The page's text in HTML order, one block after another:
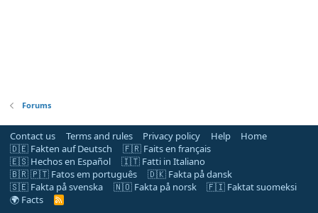
Forums
Contact us Terms and rules Privacy policy Help
Home
🇩🇪 Fakten auf Deutsch
🇫🇷 Faits en français
🇪🇸 Hechos en Español
🇮🇹 Fatti in Italiano
🇧🇷 🇵🇹 Fatos em português
🇩🇰 Fakta på dansk
🇸🇪 Fakta på svenska
🇳🇴 Fakta på norsk
🇫🇮 Faktat suomeksi
🌍 Facts
R